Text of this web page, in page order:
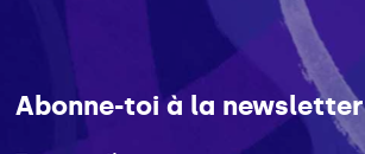
Abonne-toi à la newsletter